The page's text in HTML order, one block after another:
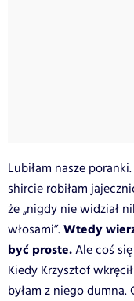
Lubiłam nasze
shircie robiłam
że „nigdy nie widział
włosami”.Wtedy
być proste.Ale coś
Kiedy Krzysztof
byłam z niego dumna.